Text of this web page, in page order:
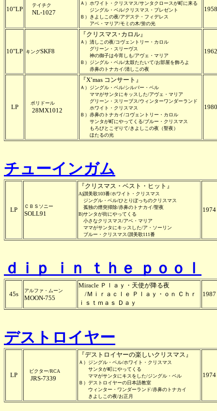
10"LP
テイチク
NL-1027
Ａ）ホワイト・クリスマス/サンタクロースが町に来る
ジングル・ベル/クリスマス・プレゼント
Ｂ）きよしこの夜/アデステ・フィデレス
アベ・マリア/モミの木/蛍の光
1958
10"LP キングSKF8
『クリスマス･カロル』
Ａ）清しこの夜/コヴェントリー・カロル
グリーン・スリーヴス
神の御子は今宵しも/アヴェ・マリア
Ｂ）ジングル・ベル/太鼓たたいて/お部屋を飾ろよ
赤鼻のトナカイ/清しこの夜
LP
ポリドール
28MX1012
『X’mas コンサート』
Ａ）ジングル・ベル/シルバー・ベル
ママがサンタにキッスした/アヴェ・マリア
グリーン・スリーブス/ウィンターワンダーランド
ホワイト・クリスマス
Ｂ）赤鼻のトナカイ/コヴェントリー・カロル
サンタが町にやってくる/ブルー・クリスマス
もろびとこぞりて/きよしこの夜（聖夜）
ほたるの光
1980
チューインガム
LP ＣＢＳソニー
SOLL91
『クリスマス・ベスト・ヒット』
A)讃美歌103番/ホワイト・クリスマス
ジングル・ベル/ひとりぼっちのクリスマス
孤独の煙突掃除/赤鼻のトナカイ/聖夜
B)サンタが街にやってくる
小さなクリスマス/アベ・マリア
ママがサンタにキッスした/ア・ソーリン
ブルー・クリスマス/讃美歌111番
1974
ｄｉｐ ｉｎ ｔｈｅ ｐｏｏｌ
45s アルファ・ムーン
MOON-755
Miracle Ｐｌａｙ・天使が降る夜
/Ｍｉｒａｃｌｅ Ｐｌａｙ・ｏｎ Ｃｈｒ
ｉｓｔｍａｓ Ｄａｙ
1987
デストロイヤー
LP
ビクター/RCA
JRS-7339
『デストロイヤーの楽しいクリスマス』
Ａ）ジングル・ベル/ホワイト・クリスマス
サンタが町にやってくる
ママがサンタにキスをした/ジングル・ベル
Ｂ）デストロイヤーの日本語教室
ウィンター・ワンダーランド/赤鼻のトナカイ
きよしこの夜/お正月
1974